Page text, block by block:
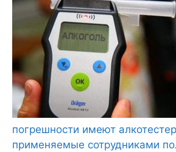
погрешности имеют
применяемые сотрудниками